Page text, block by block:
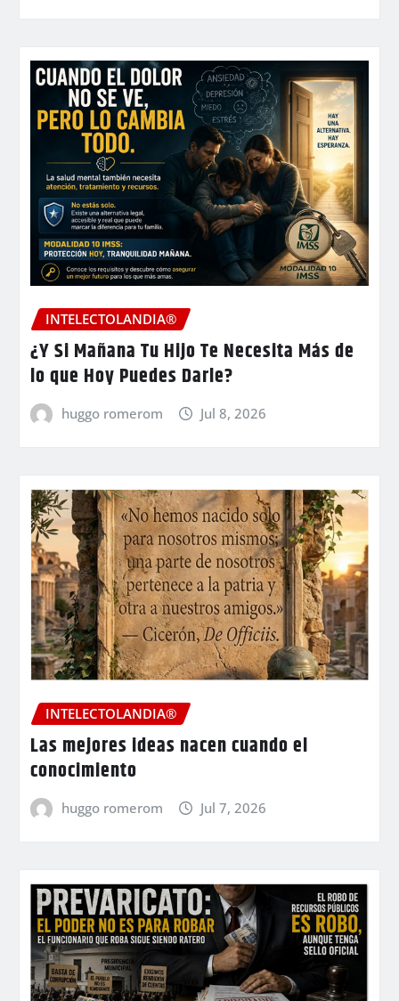
INTELECTOLANDIA®
¿Y Si Mañana Tu Hijo Te Necesita Más de
lo que Hoy Puedes Darle?
huggo romerom Jul 8, 2026
INTELECTOLANDIA®
Las mejores ideas nacen cuando el
conocimiento
huggo romerom Jul 7, 2026